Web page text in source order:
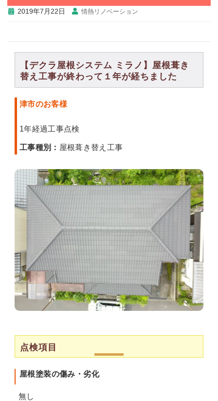
2019年7月22日 情熱リノベーション
【デクラ屋根システム ミラノ】屋根葺き
替え工事が終わって１年が経ちました
津市のお客様
1年経過工事点検
工事種別： 屋根葺き替え工事
点検項目
屋根塗装の傷み・劣化
無し